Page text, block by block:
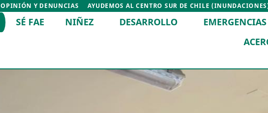
OPINIÓN Y DENUNCIAS AYUDEMOS AL CENTRO SUR DE CHILE
SÉ FAE NIÑEZ DESARROLLO EMERGENCIAS